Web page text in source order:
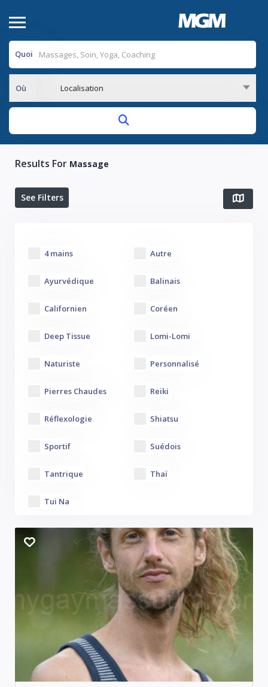
Quoi
Où Localisation
Results For Massage
See Filters
4 mains Autre
Ayurvédique Balinais
Californien Coréen
Deep Tissue Lomi-Lomi
Naturiste Personnalisé
Pierres Chaudes Reiki
Réflexologie Shiatsu
Sportif Suédois
Tantrique Thaï
Tui Na